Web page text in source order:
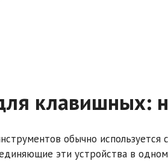
клавишных:
обычно
эти устройства в